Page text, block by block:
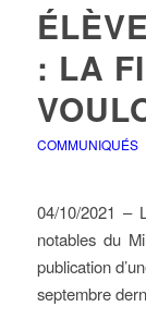
: LA
COMMUNIQUÉS
04/10/2021 –
notables du
publication
septembre